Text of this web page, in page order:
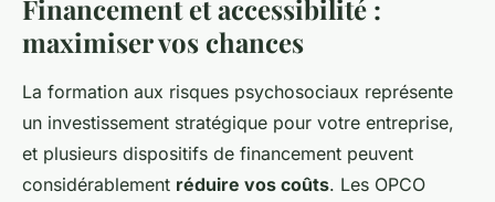
Financement et accessibilité :
maximiser vos chances
La formation aux risques psychosociaux représente
un investissement stratégique pour votre entreprise,
et plusieurs dispositifs de financement peuvent
considérablement réduire vos coûts. Les OPCO